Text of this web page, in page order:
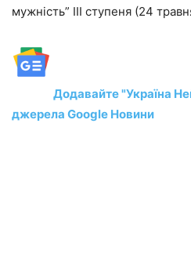
мужність” III ступеня (24
Додавайте "Україна
джерела Google Новини